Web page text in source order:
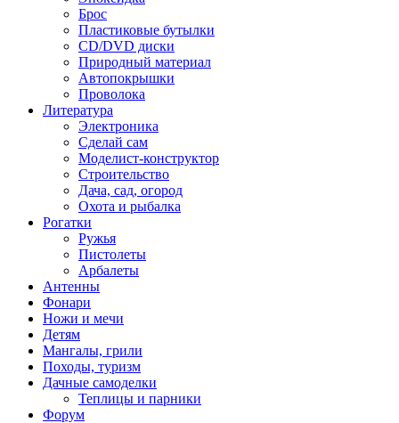
Брос
Пластиковые бутылки
CD/DVD диски
Природный материал
Автопокрышки
Проволока
Литература
Электроника
Сделай сам
Моделист-конструктор
Строительство
Дача, сад, огород
Охота и рыбалка
Рогатки
Ружья
Пистолеты
Арбалеты
Антенны
Фонари
Ножи и мечи
Детям
Мангалы, грили
Походы, туризм
Дачные самоделки
Теплицы и парники
Форум